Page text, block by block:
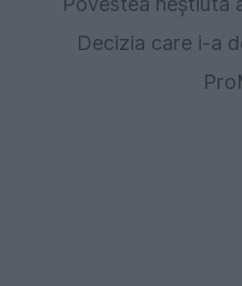
Decizia care i-a